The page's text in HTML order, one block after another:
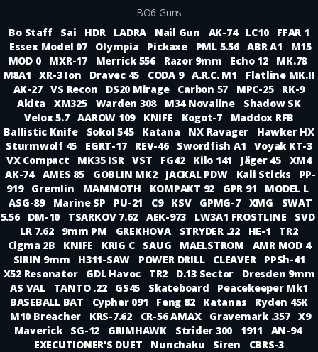
BO6 Guns
Bo Staff
Sai HDR LADRA Nail Gun AK-74 LC10
FFAR 1
Essex Model 07
Olympia Pickaxe PML 5.56 ABR A1
M15
MOD 0
MXR-17 Merrick 556 Razor 9mm Echo 12
MK.78
M8A1
XR-3 Ion Dravec 45 CODA 9 A.R.C. M1
Flatline MK.II
AK-27 VS Recon DS20 Mirage Carbon 57 MPC-25
RK-9
Akita
XM325 Warden 308 M34 Novaline
Shadow SK
Velox 5.7 AAROW 109 KNIFE Kogot-7
Maddox RFB
Ballistic Knife
Sokol 545 Katana NX Ravager
Hawker HX
Sturmwolf 45
EGRT-17 REV-46 Swordfish A1
Voyak KT-3
VX Compact
MK35 ISR VST FG42 Kilo 141 Jäger 45
XM4
AK-74 AMES 85 GOBLIN MK2 JACKAL PDW Kali Sticks
PP-
919 Gremlin MAMMOTH KOMPAKT 92 GPR 91
MODEL L
ASG-89
Marine SP PU-21 C9 KSV GPMG-7 XMG
SWAT
5.56
DM-10 TSARKOV 7.62 AEK-973 LW3A1 FROSTLINE
SVD
LR 7.62
9mm PM GREKHOVA STRYDER .22 HE-1
TR2
Cigma 2B
KNIFE KRIG C SAUG MAELSTROM
AMR MOD 4
SIRIN 9mm
H311-SAW POWER DRILL CLEAVER
PPSh-41
X52 Resonator
GDL Havoc TR2 D.13 Sector
Dresden 9mm
AS VAL
TANTO .22 GS45 Skateboard
Peacekeeper Mk1
BASEBALL BAT
Cypher 091 Feng 82 Katanas
Ryden 45K
M10 Breacher
KRS-7.62 CR-56 AMAX Gravemark .357
X9
Maverick SG-12 GRIMHAWK Strider 300 1911
AN-94
EXECUTIONER'S DUET
Nunchaku Siren
CBRS-3